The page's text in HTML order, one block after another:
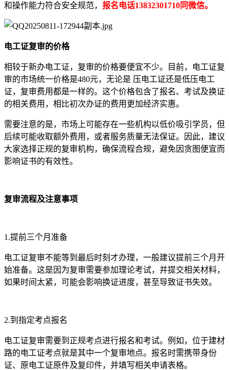
和操作能力符合安全规范， 报名电话13832301710同微信。
电工证复审的价格
相较于新办电工证，复审的价格要便宜不少。目前，电工证复
审的市场统一价格是480元，无论是 压电工证还是低压电工
证，复审费用都是一样的。这个价格包含了报名、考试及换证
的相关费用，相比初次办证的费用更加经济实惠。
需要注意的是，市场上可能存在一些机构以低价吸引学员，但
后续可能收取额外费用，或者服务质量无法保证。因此，建议
大家选择正规的复审机构，确保流程合规，避免因贪图便宜而
影响证书的有效性。
复审流程及注意事项
1.提前三个月准备
电工证复审不能等到最后时刻才办理，一般建议提前三个月开
始准备。这是因为复审需要参加理论考试，并提交相关材料，
如果时间太紧，可能会影响换证进度，甚至导致证书失效。
2.到指定考点报名
电工证复审需要到正规考点进行报名和考试。例如，位于建材
路的电工证考点就是其中一个复审地点。报名时需携带身份
证、原电工证原件及复印件，并填写相关申请表格。